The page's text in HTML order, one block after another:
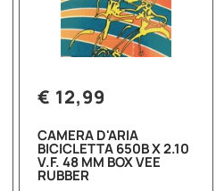
€ 12,99
CAMERA D'ARIA
BICICLETTA 650B X 2.10
V.F. 48 MM BOX VEE
RUBBER